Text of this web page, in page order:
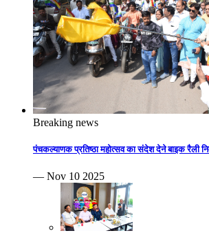
Breaking news
पंचकल्याणक प्रतिष्ठा महोत्सव का संदेश देने बाइक रैली
— Nov 10 2025